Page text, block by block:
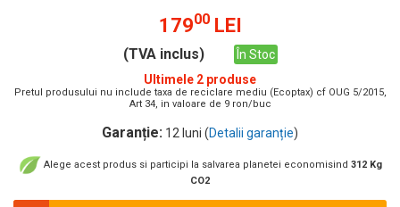
17900LEI
(TVA inclus)
În Stoc
Ultimele 2 produse
Pretul produsului nu include taxa de reciclare mediu (Ecoptax) cf OUG 5/2015,
Art 34, in valoare de 9 ron/buc
Garanție: 12 luni (Detalii garanție)
Alege acest produs si participi la salvarea planetei economisind 312 Kg
CO2